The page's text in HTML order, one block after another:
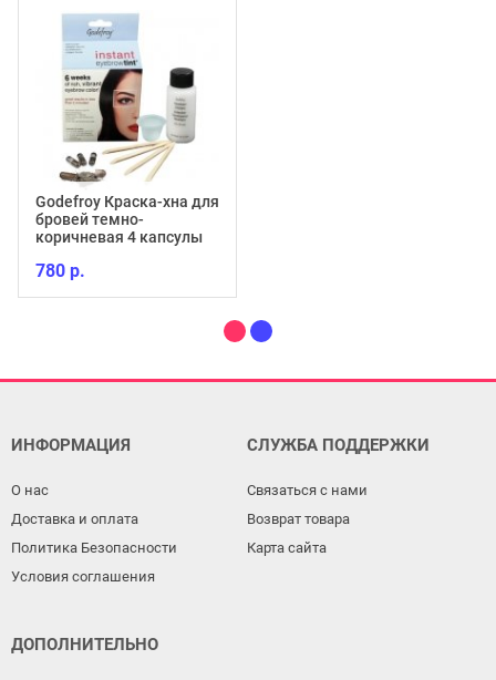
Godefroy Краска-хна для
бровей темно-
коричневая 4 капсулы
780 р.
ИНФОРМАЦИЯ
О нас
Доставка и оплата
Политика Безопасности
Условия соглашения
СЛУЖБА ПОДДЕРЖКИ
Связаться с нами
Возврат товара
Карта сайта
ДОПОЛНИТЕЛЬНО